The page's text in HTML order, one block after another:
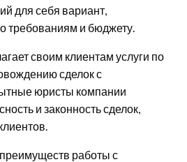
для себя вариант,
требованиям и бюджету.
своим клиентам услуги по
сделок с
юристы компании
и законность сделок,
работы с